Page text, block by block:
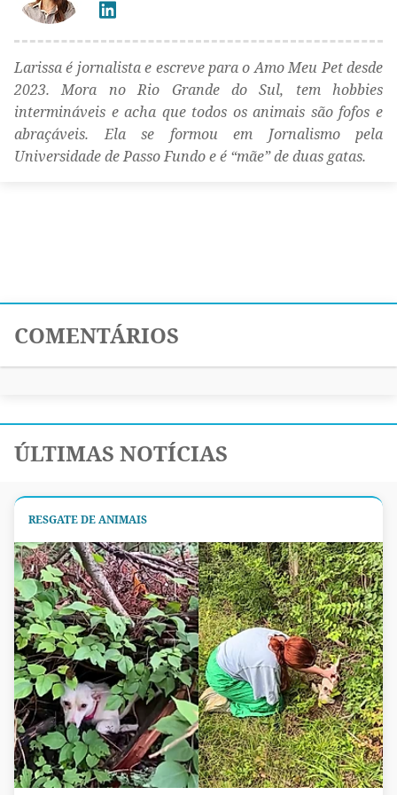
Larissa é jornalista e escreve para o Amo Meu Pet desde
2023. Mora no Rio Grande do Sul, tem hobbies
intermináveis e acha que todos os animais são fofos e
abraçáveis. Ela se formou em Jornalismo pela
Universidade de Passo Fundo e é “mãe” de duas gatas.
COMENTÁRIOS
ÚLTIMAS NOTÍCIAS
RESGATE DE ANIMAIS